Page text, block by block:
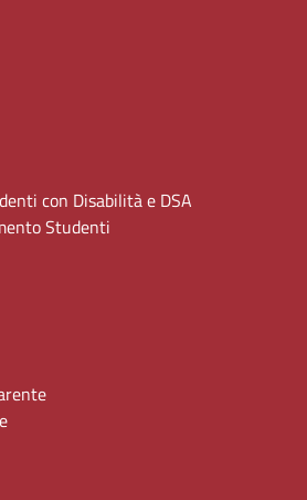
con Disabilità e DSA
Studenti